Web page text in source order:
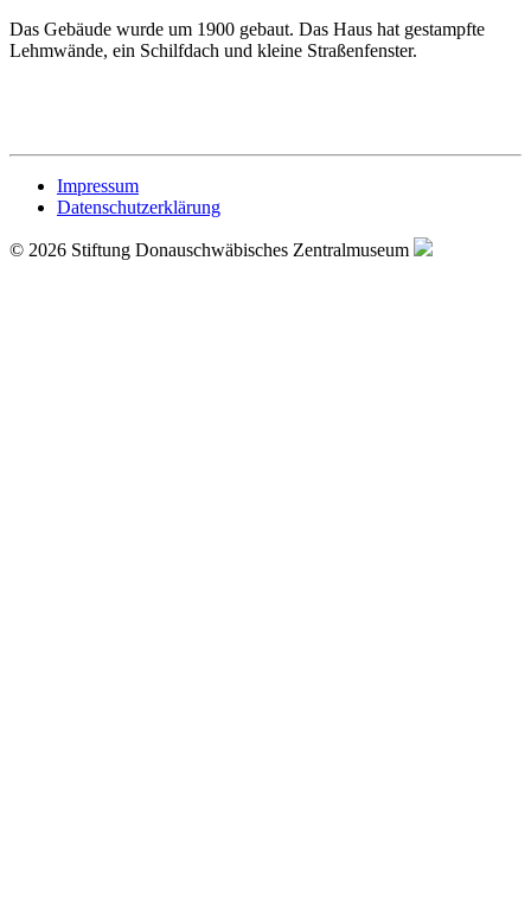
Das Gebäude wurde um 1900 gebaut. Das Haus hat gestampfte
Lehmwände, ein Schilfdach und kleine Straßenfenster.
Impressum
Datenschutzerklärung
© 2026 Stiftung Donauschwäbisches Zentralmuseum